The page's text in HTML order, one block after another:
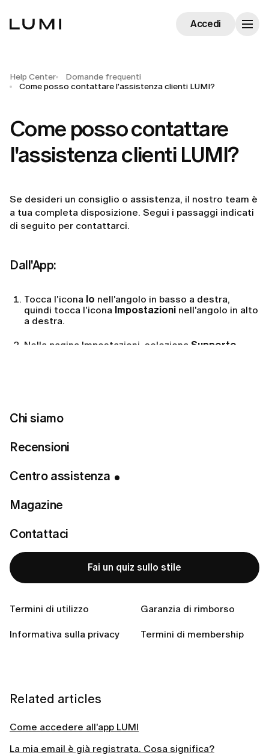
Chi siamo
Recensioni
Centro assistenza
Magazine
Contattaci
Fai un quiz sullo stile
Termini di utilizzo Garanzia di rimborso
Informativa sulla privacy Termini di membership
Accedi
Help Center
Domande frequenti
Come posso contattare l'assistenza clienti LUMI?
Come posso contattare
l'assistenza clienti LUMI?
Se desideri un consiglio o assistenza, il nostro team è
a tua completa disposizione. Segui i passaggi indicati
di seguito per contattarci.
Dall'App:
Tocca l'icona Io nell'angolo in basso a destra,
quindi tocca l'icona Impostazioni nell'angolo in alto
a destra.
Nella pagina Impostazioni, seleziona Supporto
toccaInvia
Dal sito web:
sinistra e seleziona
automaticamente.
Scrivi il tuo messaggio e invialo all’indirizzo email di
supporto precompilato.
Il nostroServizio Clienti
è sempre a tua disposizione:
Related articles
Come accedere all'app LUMI
La mia email è già registrata. Cosa significa?